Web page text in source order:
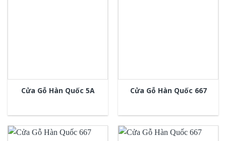
Cửa Gỗ Hàn Quốc 5A Cửa Gỗ Hàn Quốc 667